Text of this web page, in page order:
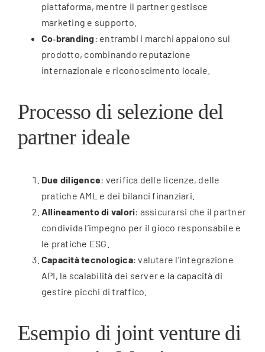
piattaforma, mentre il partner gestisce
marketing e supporto.
Co‑branding : entrambi i marchi appaiono sul
prodotto, combinando reputazione
internazionale e riconoscimento locale.
Processo di selezione del
partner ideale
Due diligence: verifica delle licenze, delle
pratiche AML e dei bilanci finanziari.
Allineamento di valori: assicurarsi che il partner
condivida l’impegno per il gioco responsabile e
le pratiche ESG.
Capacità tecnologica: valutare l’integrazione
API, la scalabilità dei server e la capacità di
gestire picchi di traffico.
Esempio di joint venture di